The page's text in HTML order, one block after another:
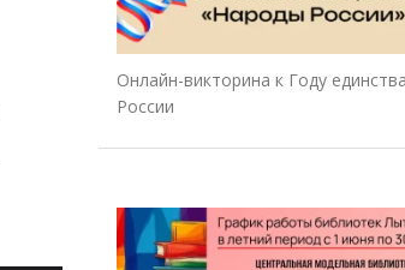
Онлайн-викторина к Году
России